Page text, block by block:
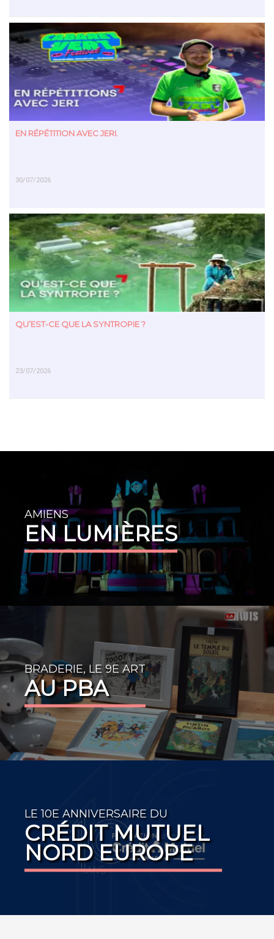
EN SAVOIR PLUS
EN RÉPÉTITION AVEC JERI.
30/07/2026
EN SAVOIR PLUS
QU’EST-CE QUE LA SYNTROPIE ?
23/07/2026
AMIENS
EN LUMIÈRES
BRADERIE, LE 9E ART
AU PBA
LE 10E ANNIVERSAIRE DU
CRÉDIT MUTUEL
NORD EUROPE